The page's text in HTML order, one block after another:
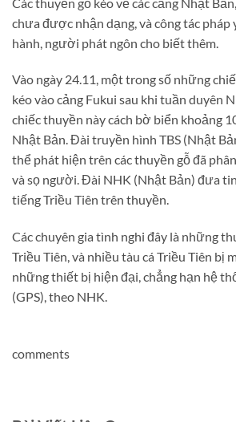
chưa được nhận dạng, và công tác
hành, người phát ngôn cho biết thêm.
Vào ngày 24.11, một trong số những
kéo vào cảng Fukui sau khi tuần duyên
chiếc thuyền này cách bờ biển khoảng
Nhật Bản. Đài truyền hình TBS (Nhật
thể phát hiện trên các thuyền gỗ đã
và sọ người. Đài NHK (Nhật Bản) đưa
tiếng Triều Tiên trên thuyền.
Các chuyên gia tình nghi đây là những
Triều Tiên, và nhiều tàu cá Triều Tiên bị
những thiết bị hiện đại, chẳng hạn hệ
(GPS), theo NHK.
comments